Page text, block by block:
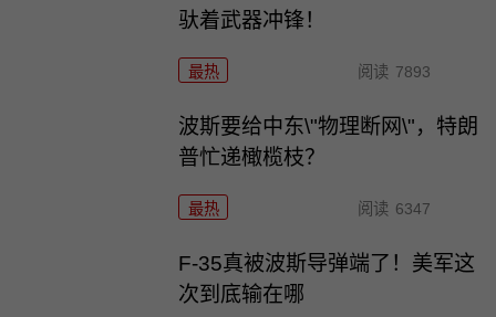
驮着武器冲锋！
最热 阅读 7893
波斯要给中东\"物理断网\"，特朗
普忙递橄榄枝？
最热 阅读 6347
F-35真被波斯导弹端了！美军这
次到底输在哪